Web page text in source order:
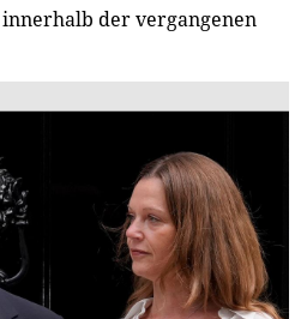
der vergangenen